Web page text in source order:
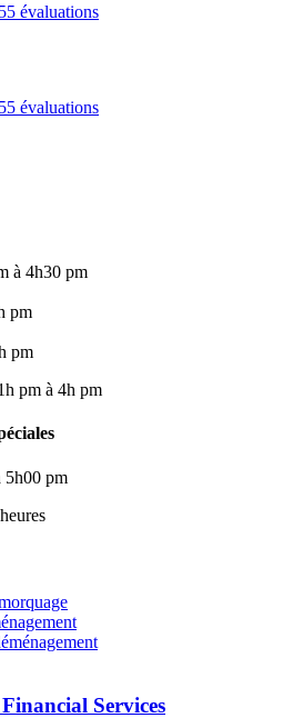
évaluations
évaluations
à 4h30 pm
pm
pm
pm à 4h pm
5h00 pm
Services